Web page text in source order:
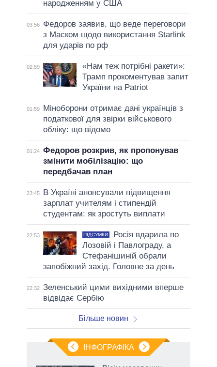
народженням у США
03:56
Федоров заявив, що веде переговори
з Маском щодо використання Starlink
для ударів по рф
02:59
«Нам теж потрібні ракети»:
Трамп прокоментував запит
України на Patriot
01:59
Міноборони отримає дані українців з
податкової для звірки військового
обліку: що відомо
01:24 Федоров розкрив, як пропонував
змінити мобілізацію: що
передбачав план
23:45
В Україні анонсували підвищення
зарплат учителям і стипендій
студентам: як зростуть виплати
22:53 ПІДСУМКИ
Росія вдарила по
Лозовій і Павлограду, а
Стефанішиній обрали
запобіжний захід. Головне за день
22:32 Зеленський цими вихідними вперше
відвідає Сербію
Більше новин
ІНФОГРАФІКА